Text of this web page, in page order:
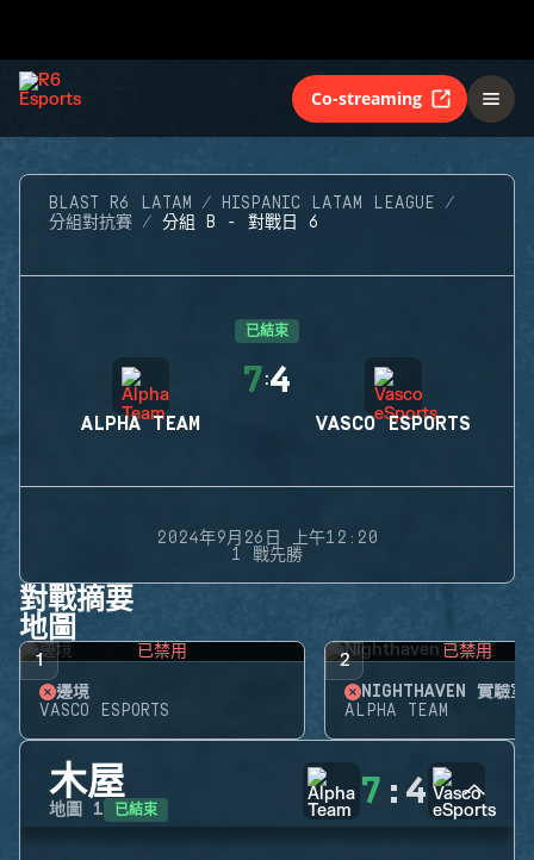
Co-streaming
BLAST R6 LATAM
HISPANIC LATAM LEAGUE
分組對抗賽
分組 B - 對戰日 6
已結束
ALPHA TEAM
7:4
VASCO ESPORTS
2024年9月26日 上午12:20
1 戰先勝
對戰摘要
地圖
1 已禁用
邊境
VASCO ESPORTS
2 已禁用
NIGHTHAVEN 實驗室
ALPHA TEAM
木屋
地圖 1 已結束 7 : 4